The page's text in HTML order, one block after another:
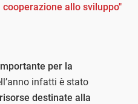
allo sviluppo"
per la
infatti è stato
destinate alla